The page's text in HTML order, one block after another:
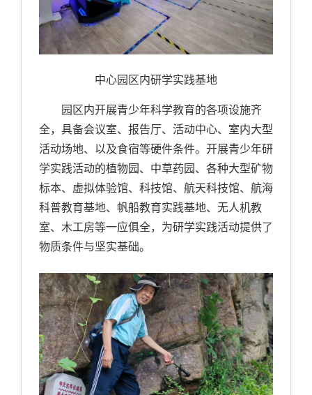
中心园区内研学实践基地
园区内开展青少年科学教育的各项设施齐
全，具备会议室、报告厅、活动中心、室内大型
活动场地、以及食宿等硬件条件。开展青少年研
学实践活动的植物园、中草药园、各种大型矿物
标本、虚拟体验馆、科技馆、航天科技馆、航海
科普教育基地、帆船教育实践基地、无人机教
室、木工房等一应俱全，为研学实践活动提供了
物质条件与坚实基础。